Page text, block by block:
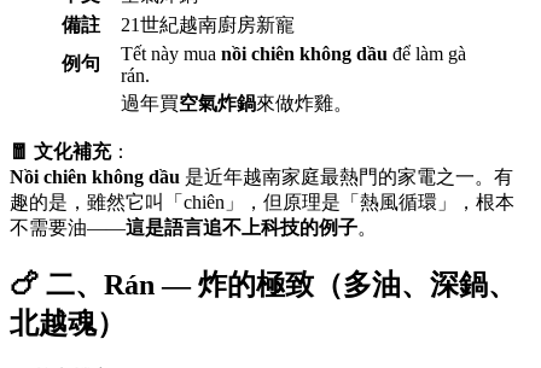
備註
21世紀越南廚房新寵
例句
Tết này mua nồi chiên không dầu để làm gà
rán.
過年買空氣炸鍋來做炸雞。
🧧 文化補充：
Nồi chiên không dầu 是近年越南家庭最熱門的家電之一。有
趣的是，雖然它叫「chiên」，但原理是「熱風循環」，根本
不需要油——這是語言追不上科技的例子。
🍗 二、Rán — 炸的極致（多油、深鍋、
北越魂）